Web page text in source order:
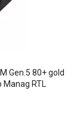
Gen.5 80+ gold
RTL